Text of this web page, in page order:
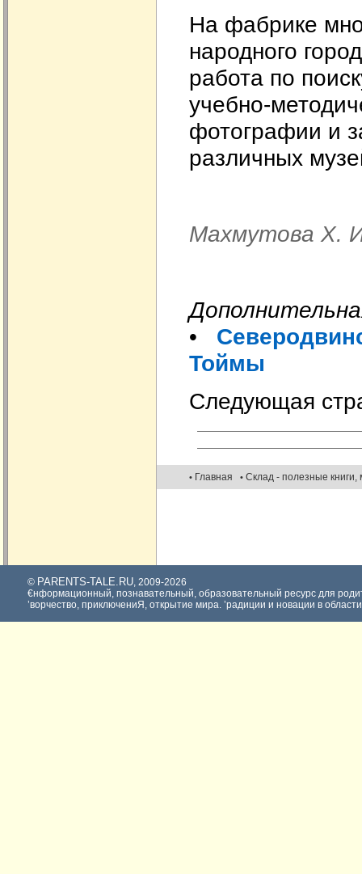
На фабрике
народного
работа по
учебно-
фотографии и
различных
Махмутова Х.
•
Тоймы
Следующая
• Главная • Склад - полезные книги,
© PARENTS-TALE.RU, 2009-2026
€нформационный, познавательный, образовательный ресурс для
’ворчество, приключениЯ, открытие мира. ’радиции и новации в